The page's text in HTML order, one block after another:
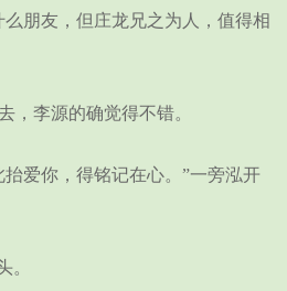
朋友，但庄龙兄之为人，值得相
李源的确觉得不错。
爱你，得铭记在心。”一旁泓开